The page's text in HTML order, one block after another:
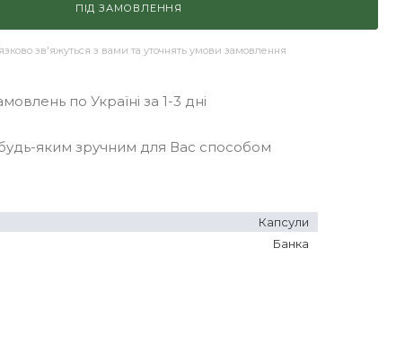
ПІД ЗАМОВЛЕННЯ
зв'яжуться з вами та уточнять умови замовлення
по Україні за 1-3 дні
яким зручним для Вас способом
Капсули
Банка